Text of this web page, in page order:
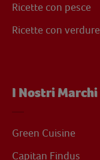
Ricette con pesce
Ricette con verdure
I Nostri Marchi
Green Cuisine
Capitan Findus